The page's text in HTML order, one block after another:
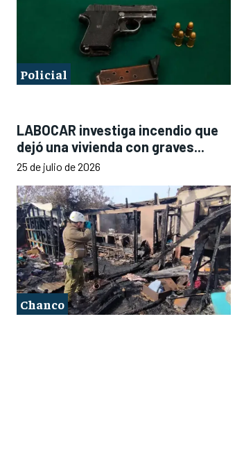
Policial
LABOCAR investiga incendio que
dejó una vivienda con graves...
25 de julio de 2026
Chanco